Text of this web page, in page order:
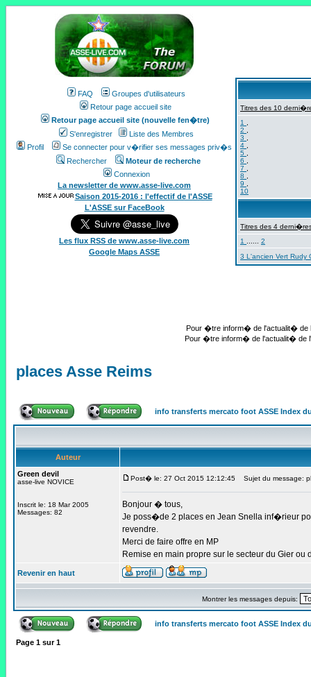
FAQ
Groupes d'utilisateurs
Retour page accueil site
Retour page accueil site (nouvelle fen�tre)
S'enregistrer
Liste des Membres
Profil
Se connecter pour v�rifier ses messages priv�s
Rechercher
Moteur de recherche
Connexion
La newsletter de www.asse-live.com
Saison 2015-2016 : l'effectif de l'ASSE
L'ASSE sur FaceBook
Les flux RSS de www.asse-live.com
Google Maps ASSE
Titres des 10
1
2
3
4
5
6
7
8
9
10
Titres des 4
1
2
3 L'ancien Vert
Pour �tre inform� de l'actualit� de
Pour �tre inform� de l'actualit� de
places Asse Reims
info transferts mercato foot ASSE Index
Auteur
Green devil
asse-live NOVICE
Inscrit le: 18 Mar 2005
Messages: 82
Post� le: 27 Oct 2015 12:12:45 Sujet du message:
Bonjour � tous,
Je poss�de 2 places en Jean Snella inf�rieur
revendre.
Merci de faire offre en MP
Remise en main propre sur le secteur du Gier ou
Revenir en haut
Montrer les messages depuis:
info transferts mercato foot ASSE Index
Page 1 sur1